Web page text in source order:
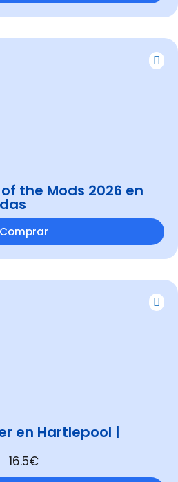
the Mods 2026 en
Comprar
en Hartlepool |
16.5€